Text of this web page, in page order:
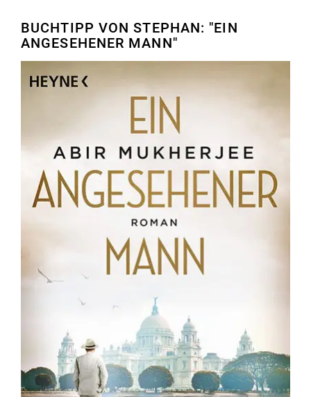
BUCHTIPP VON STEPHAN: "EIN
ANGESEHENER MANN"